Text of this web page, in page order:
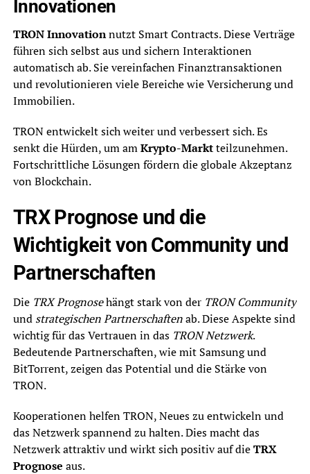
Innovationen
TRON Innovationnutzt Smart Contracts. Diese Verträge
führen sich selbst aus und sichern Interaktionen
automatisch ab. Sie vereinfachen Finanztransaktionen
und revolutionieren viele Bereiche wie Versicherung und
Immobilien.
TRON entwickelt sich weiter und verbessert sich. Es
senkt die Hürden, um amKrypto-Marktteilzunehmen.
Fortschrittliche Lösungen fördern die globale Akzeptanz
von Blockchain.
TRX Prognose und die
Wichtigkeit von Community und
Partnerschaften
Die TRX Prognosehängt stark von der TRON Community
und strategischen Partnerschaftenab. Diese Aspekte sind
wichtig für das Vertrauen in das TRON Netzwerk.
Bedeutende Partnerschaften, wie mit Samsung und
BitTorrent, zeigen das Potential und die Stärke von
TRON.
Kooperationen helfen TRON, Neues zu entwickeln und
das Netzwerk spannend zu halten. Dies macht das
Netzwerk attraktiv und wirkt sich positiv auf dieTRX
Prognose aus.